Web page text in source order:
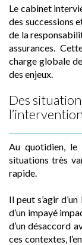
Le cabinet
des successions
de la
assurances.
charge globale
des enjeux.
Des
l’intervention
Au quotidien, le
situations très
rapide.
Il peut s’agir
d’un impayé
d’un désaccord
ces contextes,